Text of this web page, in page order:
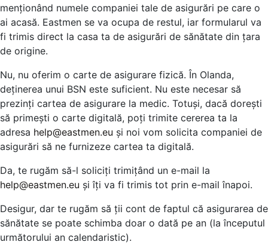
menționând numele companiei tale de asigurări pe care o
ai acasă. Eastmen se va ocupa de restul, iar formularul va
fi trimis direct la casa ta de asigurări de sănătate din țara
de origine.
Nu, nu oferim o carte de asigurare fizică. În Olanda,
deținerea unui BSN este suficient. Nu este necesar să
prezinți cartea de asigurare la medic. Totuși, dacă dorești
să primești o carte digitală, poți trimite cererea ta la
adresa help@eastmen.eu și noi vom solicita companiei de
asigurări să ne furnizeze cartea ta digitală.
Da, te rugăm să-l soliciți trimițând un e-mail la
help@eastmen.eu și îți va fi trimis tot prin e-mail înapoi.
Desigur, dar te rugăm să ții cont de faptul că asigurarea de
sănătate se poate schimba doar o dată pe an (la începutul
următorului an calendaristic).